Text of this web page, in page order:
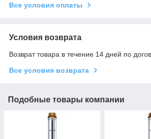
Все условия оплаты
Условия возврата
Возврат товара в течение 14 дней по
Все условия возврата
Подобные товары компании